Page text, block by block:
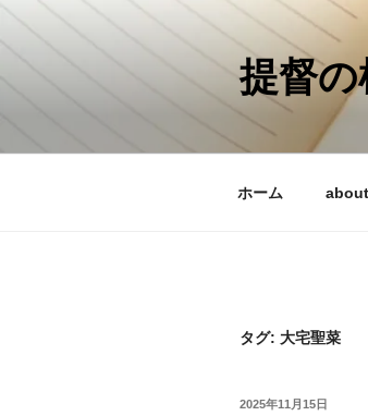
ン
提督の
ホーム about
タグ: 大宅聖菜
投
2025年11月15日